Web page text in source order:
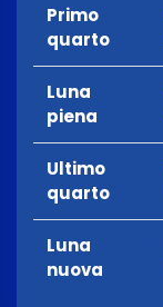
Primo
quarto
Luna
piena
Ultimo
quarto
Luna
nuova